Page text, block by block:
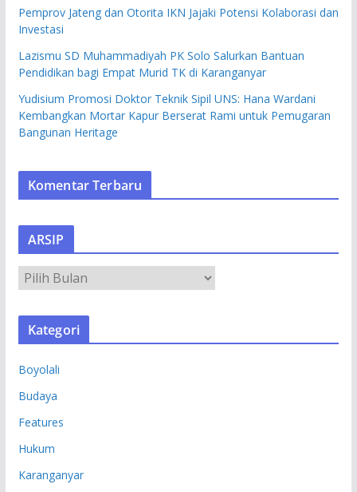
Pemprov Jateng dan Otorita IKN Jajaki Potensi Kolaborasi dan
Investasi
Lazismu SD Muhammadiyah PK Solo Salurkan Bantuan
Pendidikan bagi Empat Murid TK di Karanganyar
Yudisium Promosi Doktor Teknik Sipil UNS: Hana Wardani
Kembangkan Mortar Kapur Berserat Rami untuk Pemugaran
Bangunan Heritage
Komentar Terbaru
ARSIP
R
S
Kategori
Boyolali
Budaya
Features
Hukum
Karanganyar